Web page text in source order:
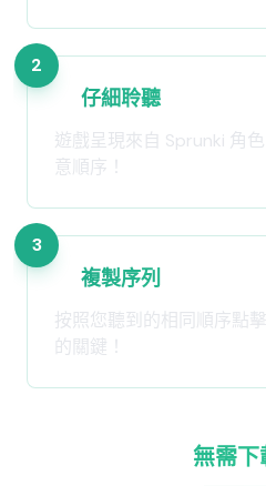
2
仔細聆聽
遊戲呈現來自 Sprunki 角
意順序！
3
複製序列
按照您聽到的相同順序點
的關鍵！
無需下